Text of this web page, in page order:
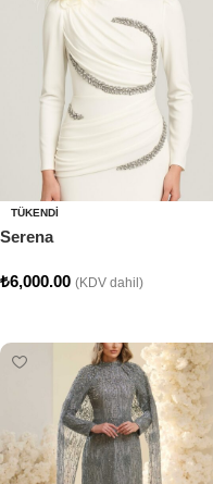
TÜKENDI
Serena
₺6,000.00 (KDV dahil)